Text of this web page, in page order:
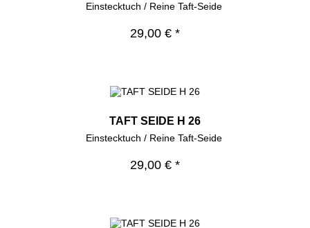
Einstecktuch / Reine Taft-Seide
29,00 € *
TAFT SEIDE H 26
Einstecktuch / Reine Taft-Seide
29,00 € *